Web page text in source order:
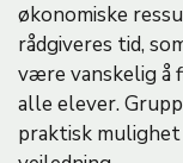
økonomiske
rådgiveres tid,
være vanskelig å
alle elever.
praktisk